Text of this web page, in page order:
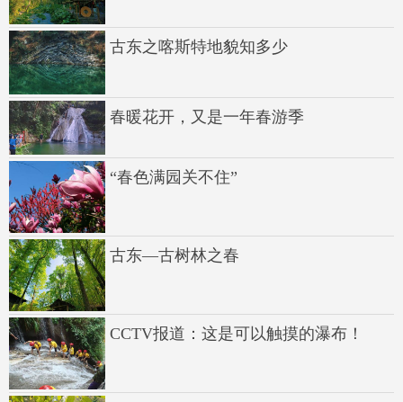
古东之喀斯特地貌知多少
春暖花开，又是一年春游季
“春色满园关不住”
古东—古树林之春
CCTV报道：这是可以触摸的瀑布！